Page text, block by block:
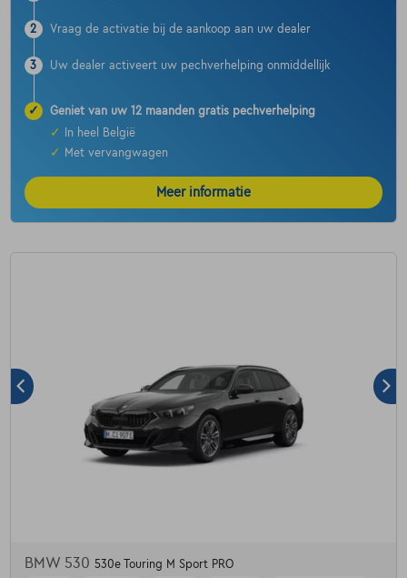
2 Vraag de activatie bij de aankoop aan uw dealer
3 Uw dealer activeert uw pechverhelping onmiddellijk
✓
Geniet van uw 12 maanden gratis pechverhelping
✓
In heel België
✓
Met vervangwagen
Meer informatie
BMW 530 530e Touring M Sport PRO